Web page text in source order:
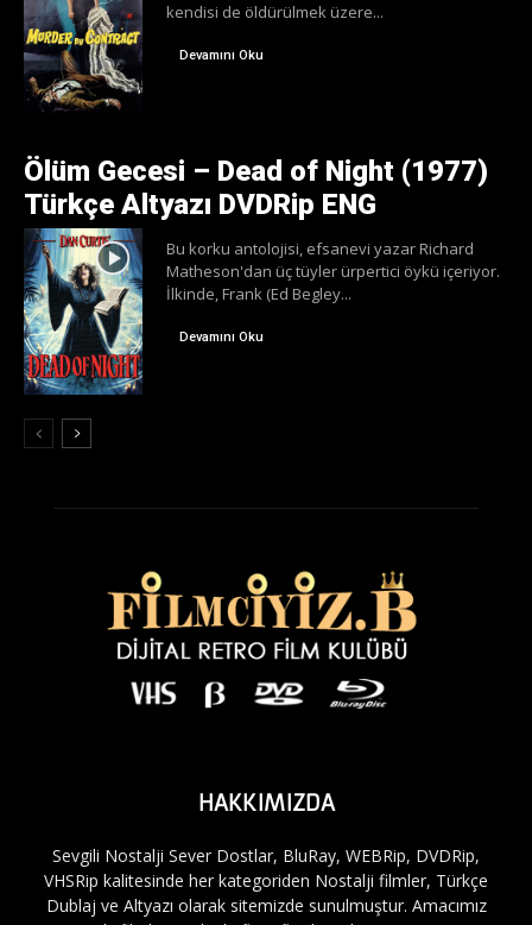
kendisi de öldürülmek üzere...
Devamını Oku
Ölüm Gecesi – Dead of Night (1977)
Türkçe Altyazı DVDRip ENG
Bu korku antolojisi, efsanevi yazar Richard
Matheson'dan üç tüyler ürpertici öykü içeriyor.
İlkinde, Frank (Ed Begley...
Devamını Oku
HAKKIMIZDA
Sevgili Nostalji Sever Dostlar, BluRay, WEBRip, DVDRip,
VHSRip kalitesinde her kategoriden Nostalji filmler, Türkçe
Dublaj ve Altyazı olarak sitemizde sunulmuştur. Amacımız